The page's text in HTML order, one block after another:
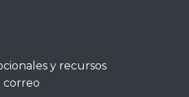
y recursos